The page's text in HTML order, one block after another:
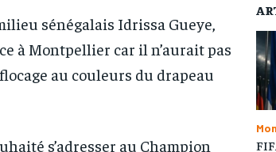
228FOOT
ACTU
228FOOT
ACTU
228FOOT
ACTU
228FOOT
ACTU
sénégalais Idrissa Gueye,
à Montpellier car il n’aurait pas
au couleurs du drapeau
s’adresser au Champion